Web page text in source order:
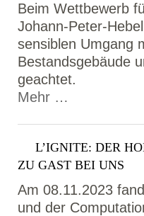
Beim Wettbewerb
Johann-Peter-
sensiblen Umgang
Bestandsgebäude
geachtet.
Mehr …
L’IGNITE: DER
ZU GAST BEI UNS
Am 08.11.2023
und der